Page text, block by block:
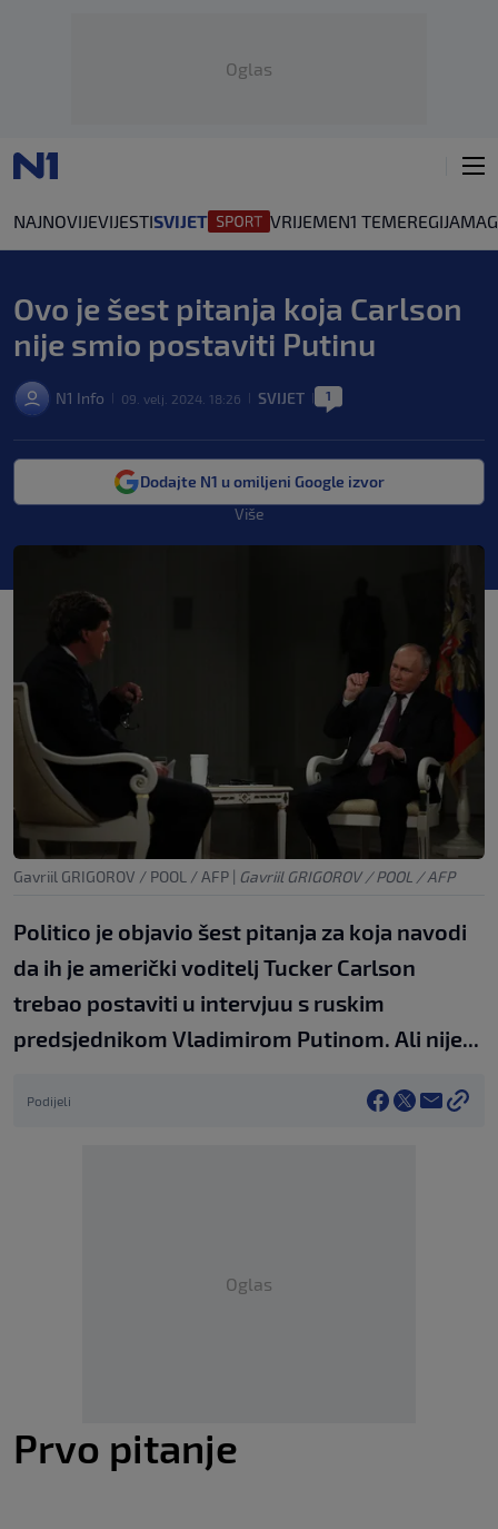
Oglas
NAJNOVIJEVIJESTISVIJET VRIJEMEN1 TEMEREGIJA
Ovo je šest pitanja koja Carlson
nije smio postaviti Putinu
N1 Info 09. velj. 2024. 18:26 SVIJET 1
Dodajte N1 u omiljeni Google izvor
Više
Gavriil GRIGOROV / POOL / AFP | Gavriil GRIGOROV / POOL / AFP
Politico je objavio šest pitanja za koja navodi
da ih je američki voditelj Tucker Carlson
trebao postaviti u intervjuu s ruskim
predsjednikom Vladimirom Putinom. Ali nije...
Podijeli
Oglas
Prvo pitanje